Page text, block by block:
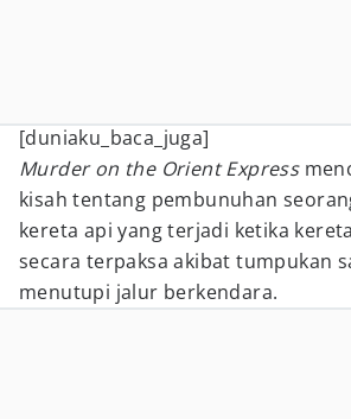
[duniaku_baca_juga]
Murder on the Orient Express
kisah tentang pembunuhan
kereta api yang terjadi ketika
secara terpaksa akibat tumpukan
menutupi jalur berkendara.